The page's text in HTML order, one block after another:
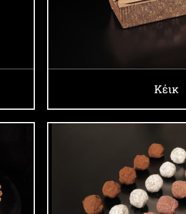
Κέικ